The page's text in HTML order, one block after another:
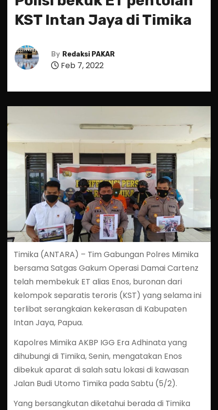
KST Intan Jaya di Timika
By Redaksi PAKAR
Feb 7, 2022
Timika (ANTARA) – Tim Gabungan Polres Mimika
bersama Satgas Gakum Operasi Damai Cartenz
telah membekuk ET alias Enos, buronan dari
kelompok separatis teroris (KST) yang selama ini
terlibat serangkaian kekerasan di Kabupaten
Intan Jaya, Papua.
Kapolres Mimika AKBP IGG Era Adhinata yang
dihubungi di Timika, Senin, mengatakan Enos
dibekuk aparat di salah satu lokasi di kawasan
Jalan Budi Utomo Timika pada Sabtu (5/2).
Yang bersangkutan diketahui berada di Timika